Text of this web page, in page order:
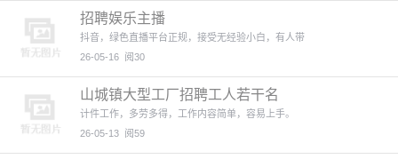
招聘娱乐主播
抖音，绿色直播平台正规，接受无经验小白，有人带
26-05-16 阅30
山城镇大型工厂招聘工人若干名
计件工作，多劳多得，工作内容简单，容易上手。
26-05-13 阅59